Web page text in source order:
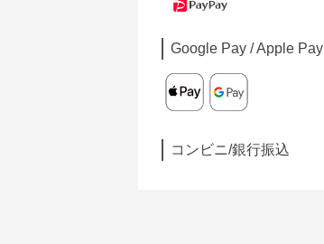
Google Pay / Apple Pay
コンビニ/銀行振込